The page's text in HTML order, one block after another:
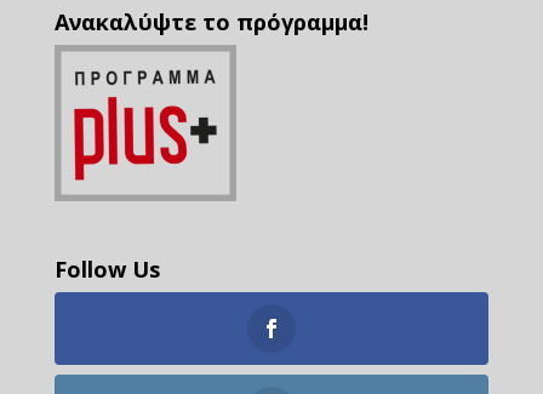
Ανακαλύψτε το πρόγραμμα!
Follow Us